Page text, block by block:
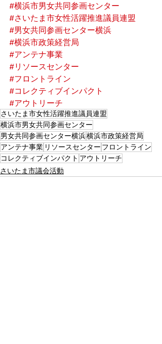
#横浜市男女共同参画センター
#さいたま市女性活躍推進議員連盟
#男女共同参画センター横浜
#横浜市政策経営局
#アンテナ事業
#リソースセンター
#フロントライン
#コレクティブインパクト
#アウトリーチ
さいたま市女性活躍推進議員連盟
横浜市男女共同参画センター
男女共同参画センター横浜横浜市政策経営局
アンテナ事業 リソースセンター フロントライン
コレクティブインパクト アウトリーチ
さいたま市議会活動